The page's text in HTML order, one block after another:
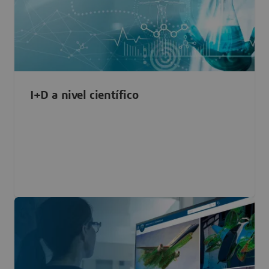
I+D a nivel científico